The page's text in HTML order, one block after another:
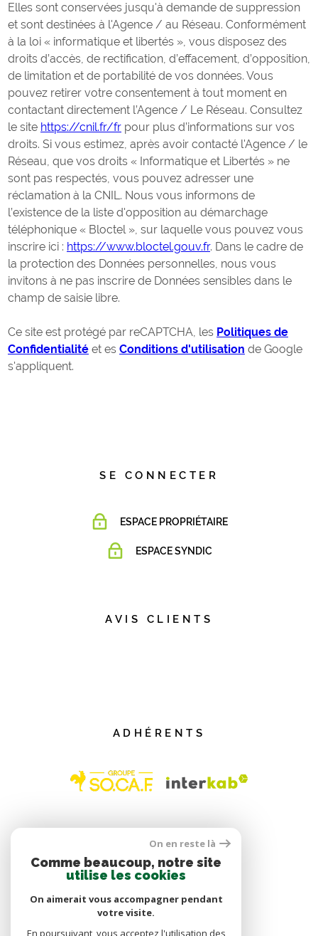
Elles sont conservées jusqu'à demande de suppression
et sont destinées à l'Agence / au Réseau. Conformément
à la loi « informatique et libertés », vous disposez des
droits d’accès, de rectification, d’effacement, d’opposition,
de limitation et de portabilité de vos données. Vous
pouvez retirer votre consentement à tout moment en
contactant directement l’Agence / Le Réseau. Consultez
le site https://cnil.fr/fr pour plus d’informations sur vos
droits. Si vous estimez, après avoir contacté l'Agence / le
Réseau, que vos droits « Informatique et Libertés » ne
sont pas respectés, vous pouvez adresser une
réclamation à la CNIL. Nous vous informons de
l’existence de la liste d'opposition au démarchage
téléphonique « Bloctel », sur laquelle vous pouvez vous
inscrire ici : https://www.bloctel.gouv.fr. Dans le cadre de
la protection des Données personnelles, nous vous
invitons à ne pas inscrire de Données sensibles dans le
champ de saisie libre.
Ce site est protégé par reCAPTCHA, les Politiques de
Confidentialité et es Conditions d'utilisation de Google
s'appliquent.
SE CONNECTER
ESPACE PROPRIÉTAIRE
ESPACE SYNDIC
AVIS CLIENTS
ADHÉRENTS
On en reste là
Comme beaucoup, notre site
utilise les cookies
On aimerait vous accompagner pendant
votre visite.
En poursuivant, vous acceptez l'utilisation des